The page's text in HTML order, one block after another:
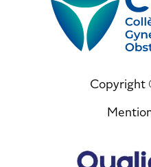
Copyright